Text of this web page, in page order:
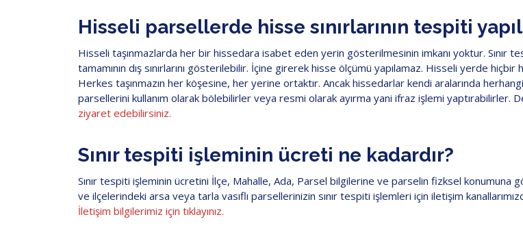
Hisseli parsellerde hisse sınırlarının tespiti
Hisseli taşınmazlarda her bir hissedara isabet eden yerin gösterilmesinin imkanı yoktur. Sınır
tamamının dış sınırlarını gösterilebilir. İçine girerek hisse ölçümü yapılamaz. Hisseli yerde
Herkes taşınmazın her köşesine, her yerine ortaktır. Ancak hissedarlar kendi aralarında herhangi
parsellerini kullanım olarak bölebilirler veya resmi olarak ayırma yani ifraz işlemi yaptırabilirler.
ziyaret edebilirsiniz.
Sınır tespiti işleminin ücreti ne kadardır?
Sınır tespiti işleminin ücretini İlçe, Mahalle, Ada, Parsel bilgilerine ve parselin fizksel konumuna
ve ilçelerindeki arsa veya tarla vasıflı parsellerinizin sınır tespiti işlemleri için iletişim
İletişim bilgilerimiz için tıklayınız.